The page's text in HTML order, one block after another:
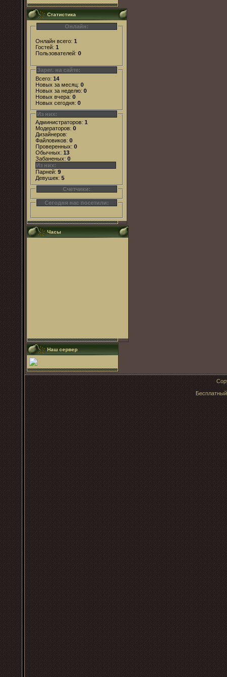
Статистика
Онлайн:
Онлайн всего: 1
Гостей: 1
Пользователей: 0
Зарег. на сайте:
Всего: 14
Новых за месяц: 0
Новых за неделю: 0
Новых вчера: 0
Новых сегодня: 0
Из них:
Администраторов: 1
Модераторов: 0
Дизайнеров:
Файловиков: 0
Проверенных: 0
Обычных: 13
Забаненых: 0
Из них:
Парней: 9
Девушек: 5
Счетчики:
Сегодня нас посетили:
Часы
Наш сервер